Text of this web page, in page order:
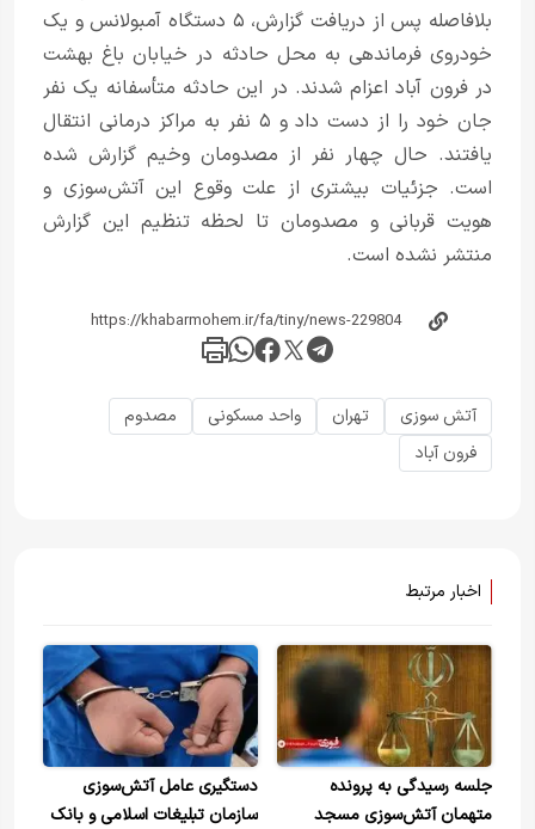
بلافاصله پس از دریافت گزارش، ۵ دستگاه آمبولانس و یک
خودروی فرماندهی به محل حادثه در خیابان باغ بهشت
در فرون آباد اعزام شدند. در این حادثه متأسفانه یک نفر
جان خود را از دست داد و ۵ نفر به مراکز درمانی انتقال
یافتند. حال چهار نفر از مصدومان وخیم گزارش شده
است. جزئیات بیشتری از علت وقوع این آتش‌سوزی و
هویت قربانی و مصدومان تا لحظه تنظیم این گزارش
منتشر نشده است.
آتش سوزی تهران واحد مسکونی
مصدوم
فرون آباد
اخبار مرتبط
جلسه رسیدگی به پرونده
متهمان آتش‌سوزی مسجد
دستگیری عامل آتش‌سوزی
سازمان تبلیغات اسلامی و بانک